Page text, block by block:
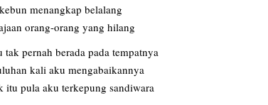
menangkap belalang
orang-orang yang hilang
tak pernah berada pada tempatnya
kali aku mengabaikannya
itu pula aku terkepung sandiwara